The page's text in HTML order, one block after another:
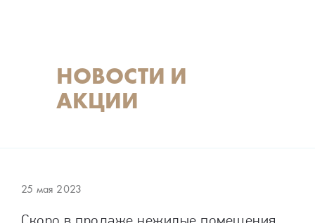
НОВОСТИ И
АКЦИИ
25 мая 2023